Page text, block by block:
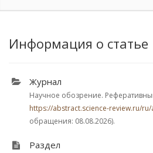
Информация о статье
Журнал
Научное обозрение.
https://abstract.science-review.ru/
обращения: 08.08.2026).
Раздел